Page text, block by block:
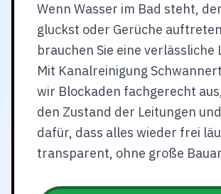
Wenn Wasser im Bad steht,
gluckst oder Gerüche
brauchen Sie eine verlässliche
Mit Kanalreinigung
wir Blockaden fachgerecht
den Zustand der Leitungen
dafür, dass alles wieder frei
transparent, ohne große